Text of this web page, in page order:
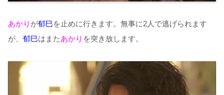
あかり が郁巳を止めに行きます。無事に2人で逃げられます
が、 郁巳はまたあかり を突き放します。